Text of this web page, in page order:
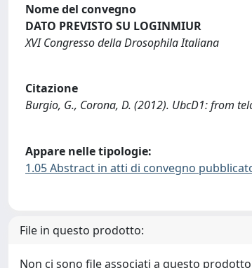
Nome del convegno
DATO PREVISTO SU LOGINMIUR
XVI Congresso della Drosophila Italiana
Citazione
Burgio, G., Corona, D. (2012). UbcD1: from
Appare nelle tipologie:
1.05 Abstract in atti di convegno
File in questo prodotto:
Non ci sono file associati a questo